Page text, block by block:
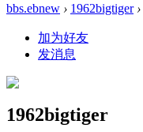
bbs.ebnew › 1962bigtiger ›
加为好友
发消息
1962bigtiger